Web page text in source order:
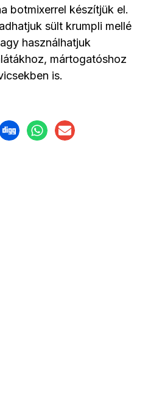
botmixerrel készítjük el.
sült krumpli mellé
használhatjuk
mártogatóshoz
is.